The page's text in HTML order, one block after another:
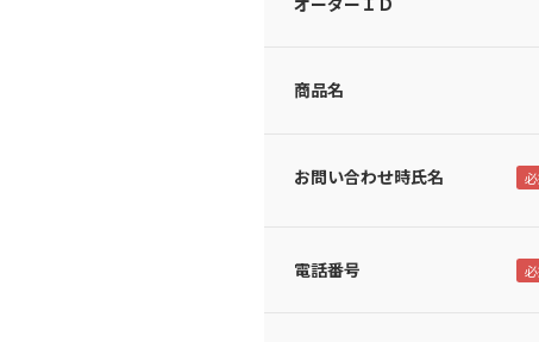
商品名
お問い合わせ時氏名
電話番号